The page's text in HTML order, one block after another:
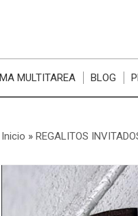
MULTITAREA BLOG
Inicio » REGALITOS